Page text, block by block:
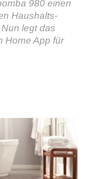
980 einen
Haushalts-
legt das
Home App für